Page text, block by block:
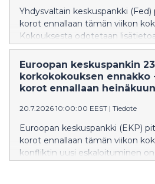
mahdollisuuksia, ja monen
edistää askel kerrallaan.
Yhdysvaltain keskuspankki
korot ennallaan tämän viikon
Kokouksesta odotetaan
pääjohtaja Kevin Warshin
Pankki arvioi, että Fedin aiempaa
ennakoiva ohjaus voi lisätä
korkonäkymistä ja nostaa
Euroopan keskuspankin
korkokokouksen ennakko
korot ennallaan
20.7.2026 10:00:00 EEST | Tiedote
Euroopan keskuspankki (EKP)
korot ennallaan tämän viikon
konfliktin uusi eskaloituminen